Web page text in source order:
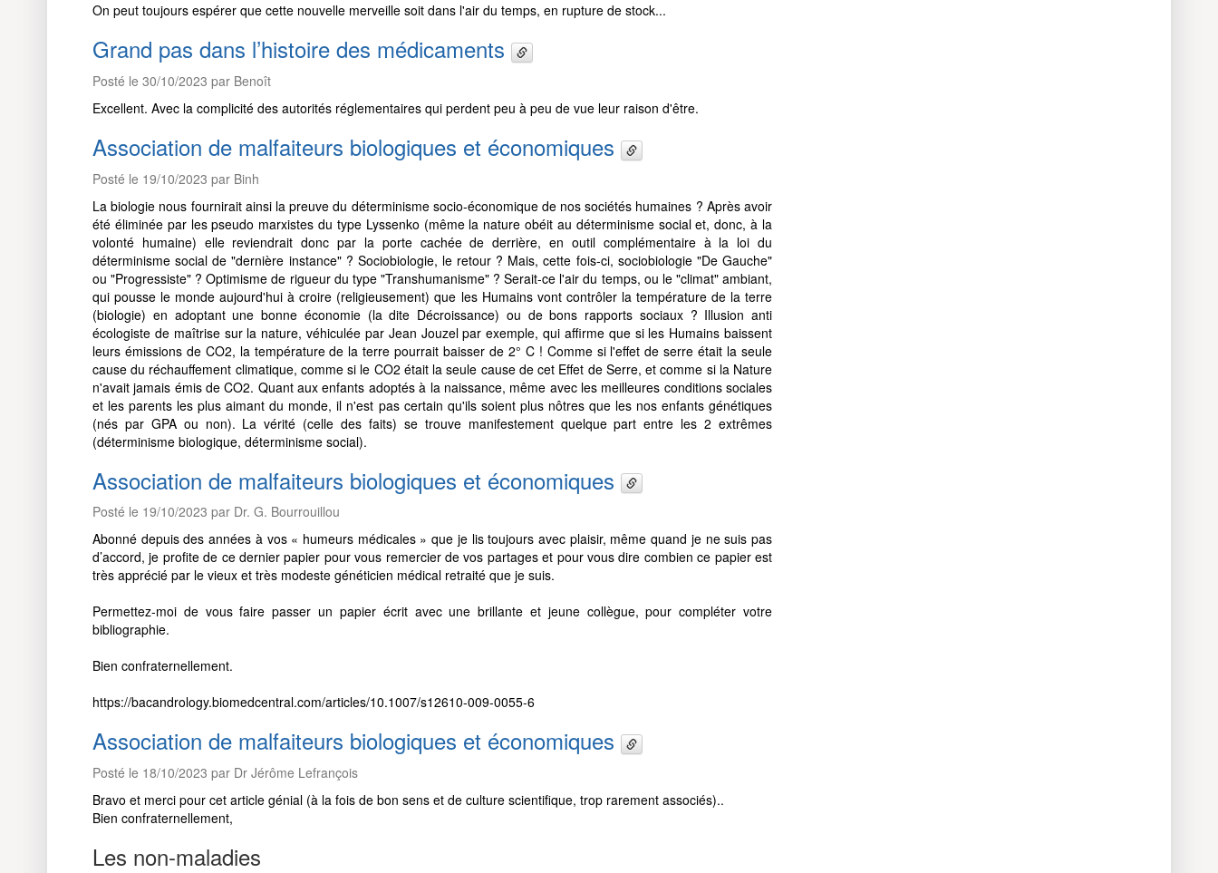
On peut toujours espérer que cette nouvelle merveille soit dans l'air du temps, en rupture de stock...
Grand pas dans l’histoire des médicaments
Posté le 30/10/2023 par Benoît
Excellent. Avec la complicité des autorités réglementaires qui perdent peu à peu de vue leur raison d'être.
Association de malfaiteurs biologiques et économiques
Posté le 19/10/2023 par Binh
La biologie nous fournirait ainsi la preuve du déterminisme socio-économique de nos sociétés humaines ? Après avoir
été éliminée par les pseudo marxistes du type Lyssenko (même la nature obéit au déterminisme social et, donc, à la
volonté humaine) elle reviendrait donc par la porte cachée de derrière, en outil complémentaire à la loi du
déterminisme social de "dernière instance" ? Sociobiologie, le retour ? Mais, cette fois-ci, sociobiologie "De Gauche"
ou "Progressiste" ? Optimisme de rigueur du type "Transhumanisme" ? Serait-ce l'air du temps, ou le "climat" ambiant,
qui pousse le monde aujourd'hui à croire (religieusement) que les Humains vont contrôler la température de la terre
(biologie) en adoptant une bonne économie (la dite Décroissance) ou de bons rapports sociaux ? Illusion anti
écologiste de maîtrise sur la nature, véhiculée par Jean Jouzel par exemple, qui affirme que si les Humains baissent
leurs émissions de CO2, la température de la terre pourrait baisser de 2° C ! Comme si l'effet de serre était la seule
cause du réchauffement climatique, comme si le CO2 était la seule cause de cet Effet de Serre, et comme si la Nature
n'avait jamais émis de CO2. Quant aux enfants adoptés à la naissance, même avec les meilleures conditions sociales
et les parents les plus aimant du monde, il n'est pas certain qu'ils soient plus nôtres que les nos enfants génétiques
(nés par GPA ou non). La vérité (celle des faits) se trouve manifestement quelque part entre les 2 extrêmes
(déterminisme biologique, déterminisme social).
Association de malfaiteurs biologiques et économiques
Posté le 19/10/2023 par Dr. G. Bourrouillou
Abonné depuis des années à vos « humeurs médicales » que je lis toujours avec plaisir, même quand je ne suis pas
d’accord, je profite de ce dernier papier pour vous remercier de vos partages et pour vous dire combien ce papier est
très apprécié par le vieux et très modeste généticien médical retraité que je suis.
Permettez-moi de vous faire passer un papier écrit avec une brillante et jeune collègue, pour compléter votre
bibliographie.
Bien confraternellement.
https://bacandrology.biomedcentral.com/articles/10.1007/s12610-009-0055-6
Association de malfaiteurs biologiques et économiques
Posté le 18/10/2023 par Dr Jérôme Lefrançois
Bravo et merci pour cet article génial (à la fois de bon sens et de culture scientifique, trop rarement associés)..
Bien confraternellement,
Les non-maladies